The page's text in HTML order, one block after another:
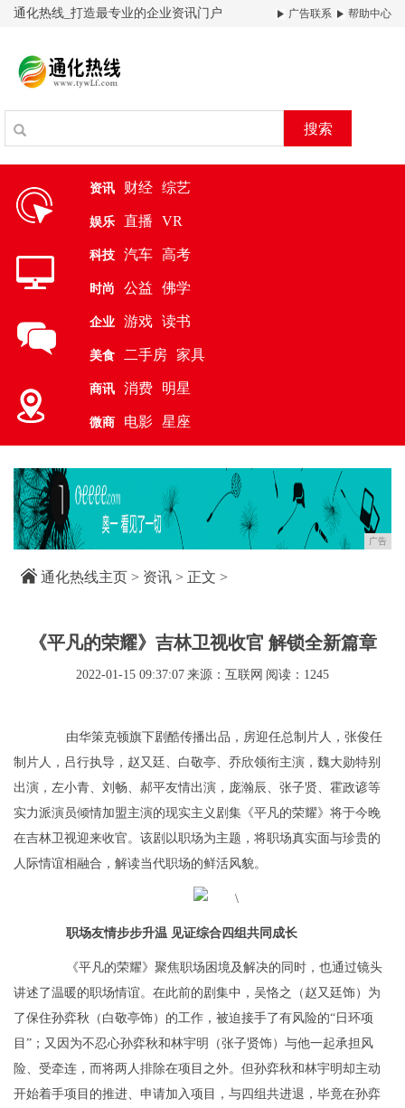
通化热线_打造最专业的企业资讯门户 广告联系 帮助中心
搜索
资讯 财经 综艺
娱乐 直播 VR
科技 汽车 高考
时尚 公益 佛学
企业 游戏 读书
美食 二手房 家具
商讯 消费 明星
微商 电影 星座
广告
通化热线主页 > 资讯 > 正文 >
《平凡的荣耀》吉林卫视收官 解锁全新篇章
2022-01-15 09:37:07 来源：互联网 阅读：1245
由华策克顿旗下剧酷传播出品，房迎任总制片人，张俊任
制片人，吕行执导，赵又廷、白敬亭、乔欣领衔主演，魏大勋特别
出演，左小青、刘畅、郝平友情出演，庞瀚辰、张子贤、霍政谚等
实力派演员倾情加盟主演的现实主义剧集《平凡的荣耀》将于今晚
在吉林卫视迎来收官。该剧以职场为主题，将职场真实面与珍贵的
人际情谊相融合，解读当代职场的鲜活风貌。
职场友情步步升温 见证综合四组共同成长
《平凡的荣耀》聚焦职场困境及解决的同时，也通过镜头
讲述了温暖的职场情谊。在此前的剧集中，吴恪之（赵又廷饰）为
了保住孙弈秋（白敬亭饰）的工作，被迫接手了有风险的“日环项
目”；又因为不忍心孙弈秋和林宇明（张子贤饰）与他一起承担风
险、受牵连，而将两人排除在项目之外。但孙弈秋和林宇明却主动
开始着手项目的推进、申请加入项目，与四组共进退，毕竟在孙弈